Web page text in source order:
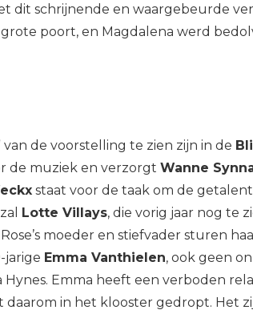
dit schrijnende en waargebeurde
poort, en Magdalena werd
van de voorstelling te zien zijn in de
de muziek en verzorgt Wanne
staat voor de taak om de
Lotte Villays, die vorig jaar nog te
moeder en stiefvader sturen
jarige Emma Vanthielen, ook geen
Hynes. Emma heeft een verboden
daarom in het klooster gedropt. Het